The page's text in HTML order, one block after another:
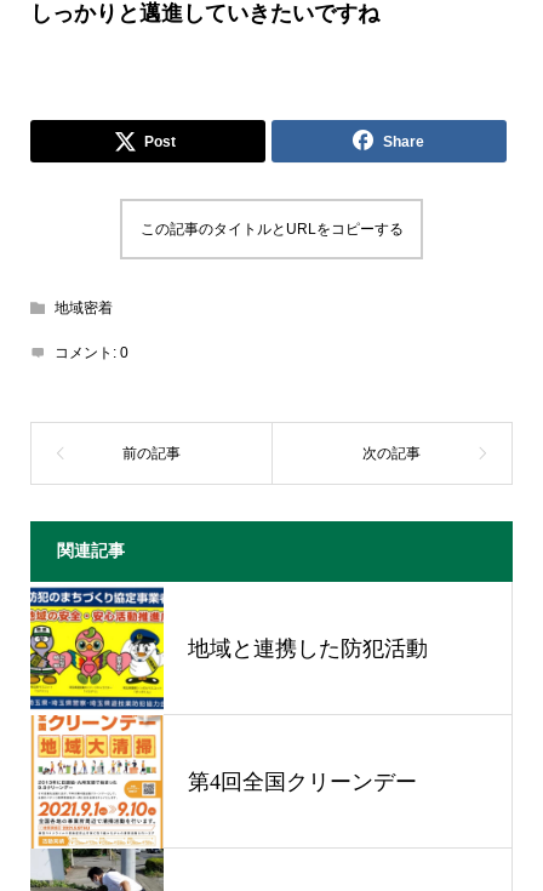
しっかりと邁進していきたいですね
Post Share
この記事のタイトルとURLをコピーする
地域密着
コメント: 0
関連記事
地域と連携した防犯活動
第4回全国クリーンデー